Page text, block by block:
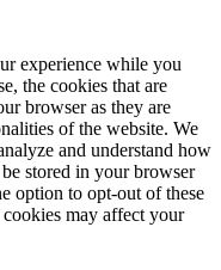
experience while you
the cookies that are
browser as they are
of the website. We
and understand how
stored in your browser
option to opt-out of these
may affect your